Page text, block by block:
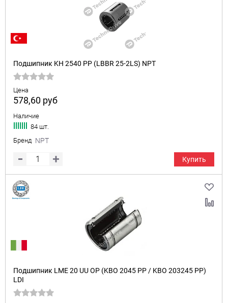
Подшипник KH 2540 PP (LBBR 25-2LS) NPT
Цена
578,60 руб
Наличие
84 шт.
Бренд NPT
Купить
Подшипник LME 20 UU OP (KBO 2045 PP / KBO 203245 PP)
LDI